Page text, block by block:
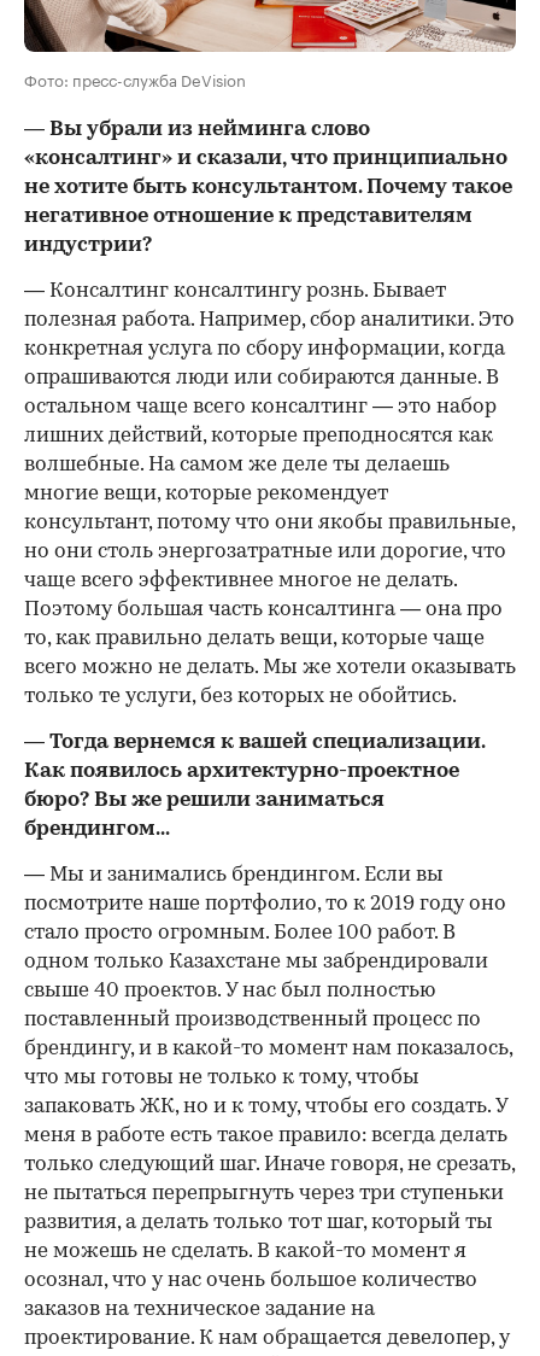
Фото: пресс-служба DeVision
— Вы убрали из нейминга слово
«консалтинг» и сказали, что принципиально
не хотите быть консультантом. Почему такое
негативное отношение к представителям
индустрии?
— Консалтинг консалтингу рознь. Бывает
полезная работа. Например, сбор аналитики. Это
конкретная услуга по сбору информации, когда
опрашиваются люди или собираются данные. В
остальном чаще всего консалтинг — это набор
лишних действий, которые преподносятся как
волшебные. На самом же деле ты делаешь
многие вещи, которые рекомендует
консультант, потому что они якобы правильные,
но они столь энергозатратные или дорогие, что
чаще всего эффективнее многое не делать.
Поэтому большая часть консалтинга — она про
то, как правильно делать вещи, которые чаще
всего можно не делать. Мы же хотели оказывать
только те услуги, без которых не обойтись.
— Тогда вернемся к вашей специализации.
Как появилось архитектурно-проектное
бюро? Вы же решили заниматься
брендингом...
— Мы и занимались брендингом. Если вы
посмотрите наше портфолио, то к 2019 году оно
стало просто огромным. Более 100 работ. В
одном только Казахстане мы забрендировали
свыше 40 проектов. У нас был полностью
поставленный производственный процесс по
брендингу, и в какой-то момент нам показалось,
что мы готовы не только к тому, чтобы
запаковать ЖК, но и к тому, чтобы его создать. У
меня в работе есть такое правило: всегда делать
только следующий шаг. Иначе говоря, не срезать,
не пытаться перепрыгнуть через три ступеньки
развития, а делать только тот шаг, который ты
не можешь не сделать. В какой-то момент я
осознал, что у нас очень большое количество
заказов на техническое задание на
проектирование. К нам обращается девелопер, у